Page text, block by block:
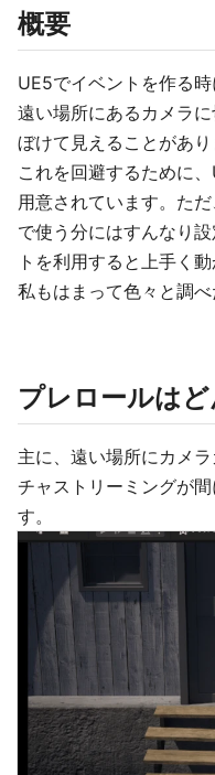
概要
UE5でイベントを作る
遠い場所にあるカメラ
ぼけて見えることがあり
これを回避するために
用意されています。た
で使う分にはすんなり
トを利用すると上手く
私もはまって色々と調べ
プレロールは
主に、遠い場所にカメ
チャストリーミングが
す。